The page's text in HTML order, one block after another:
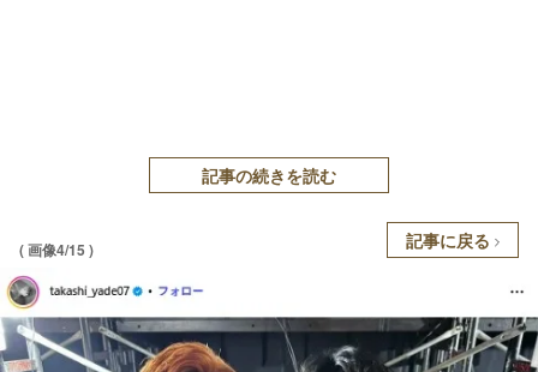
記事の続きを読む
( 画像4/15 ) 記事に戻る